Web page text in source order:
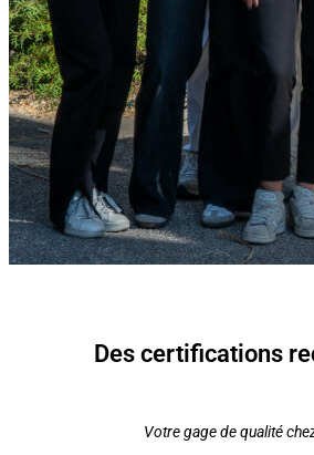
Des certifications
Votre gage de qualité